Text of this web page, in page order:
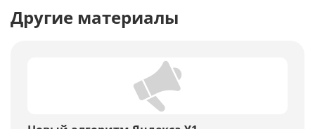
Другие материалы